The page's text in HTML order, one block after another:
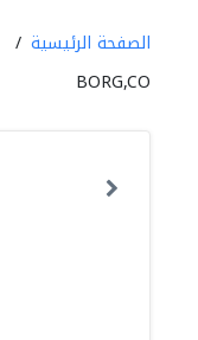
الصفحة الرئيسية
BORG,CO